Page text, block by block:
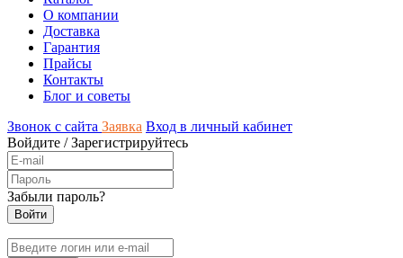
О компании
Доставка
Гарантия
Прайсы
Контакты
Блог и советы
Звонок с сайта Заявка Вход в личный кабинет
Войдите /Зарегистрируйтесь
Забыли пароль?